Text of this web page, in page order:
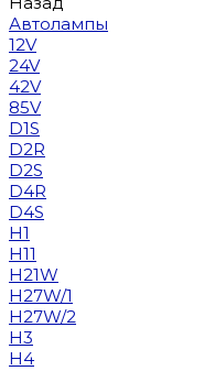
Автолампы
12V
24V
42V
85V
D1S
D2R
D2S
D4R
D4S
H1
H11
H21W
H27W/1
H27W/2
H3
H4